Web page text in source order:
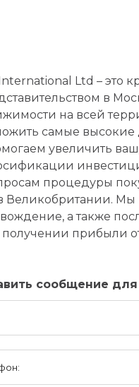
Ltd – это
в
на всей
самые высокие
увеличить
процедуры
Мы
а также
прибыли
сообщение